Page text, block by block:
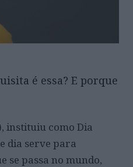
é essa? E porque
instituiu como Dia
dia serve para
se passa no mundo,